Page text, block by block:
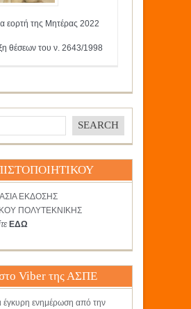
εορτή της Μητέρας 2022
θέσεων του ν. 2643/1998
ΕΚΔΟΣΗΣ
ΠΟΛΥΤΕΚΝΙΚΗΣ
ΕΔΩ
Viber της ΑΣΠΕ
έγκυρη ενημέρωση από την